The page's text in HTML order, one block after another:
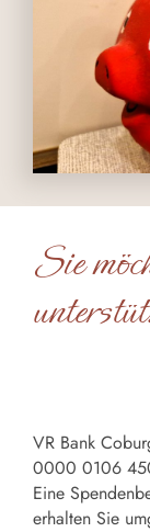
Sie
VR Bank
0000 0106
Eine
erhalten Sie